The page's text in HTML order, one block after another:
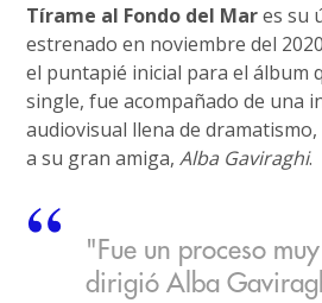
Tírame al Fondo del Mares su
estrenado en noviembre del
el puntapié inicial para el álbum
single, fue acompañado de una
audiovisual llena de
a su gran amiga,Alba Gaviraghi.
"Fue un proceso
dirigió Alba